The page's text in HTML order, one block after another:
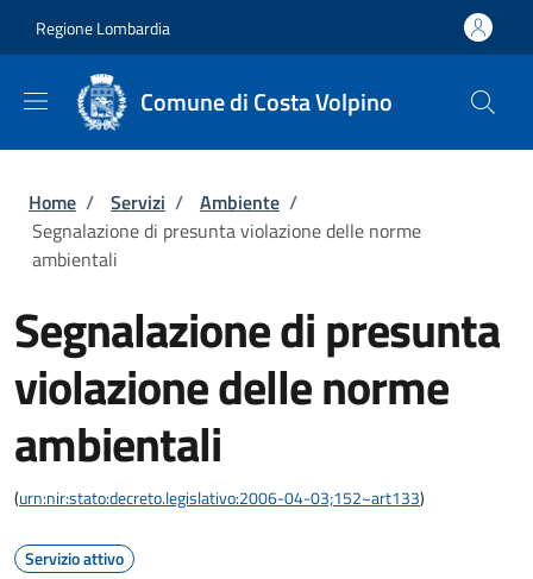
Regione Lombardia
Comune di Costa Volpino
Briciole di pane
Home / Servizi / Ambiente /
Segnalazione di presunta violazione delle norme
ambientali
Segnalazione di presunta
violazione delle norme
ambientali
(urn:nir:stato:decreto.legislativo:2006-04-03;152~art133)
Servizio attivo